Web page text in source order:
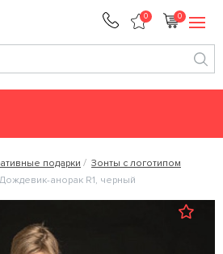
0 0
подарки
Зонты с логотипом
Дождевик-анорак R1, черный